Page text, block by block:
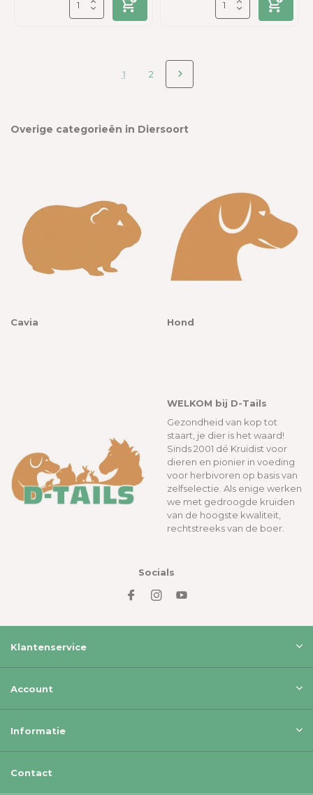
1 2
Overige categorieën in Diersoort
Cavia Hond
WELKOM bij D-Tails
Gezondheid van kop tot
staart, je dier is het waard!
Sinds 2001 dé Kruidist voor
dieren en pionier in voeding
voor herbivoren op basis van
zelfselectie. Als enige werken
we met gedroogde kruiden
van de hoogste kwaliteit,
rechtstreeks van de boer.
Socials
Klantenservice
Account
Informatie
Contact